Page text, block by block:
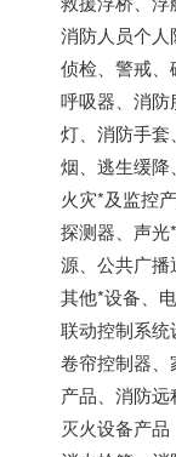
消防人员个
侦检、警戒、
呼吸器、消
灯、消防手
烟、逃生缓
火灾*及监控
探测器、声
源、公共广播
其他*设备、
联动控制系统
卷帘控制器
产品、消防
灭火设备产品